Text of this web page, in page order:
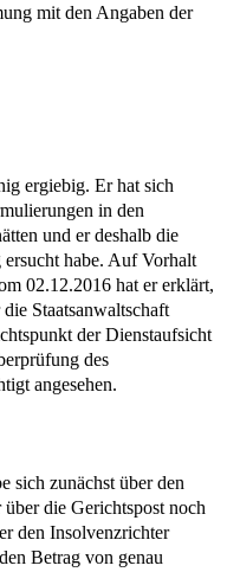
mit den Angaben der
ergiebig. Er hat sich
in den
und er deshalb die
habe. Auf Vorhalt
02.12.2016 hat er erklärt,
Staatsanwaltschaft
der Dienstaufsicht
des
angesehen.
sich zunächst über den
die Gerichtspost noch
den Insolvenzrichter
Betrag von genau